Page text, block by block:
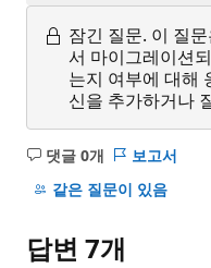
잠긴 질문. 이 질
서 마이그레이션
는지 여부에 대해
신을 추가하거나
댓글 0개
설
명
음
보고서
같은 질문이 있음
답변 7개